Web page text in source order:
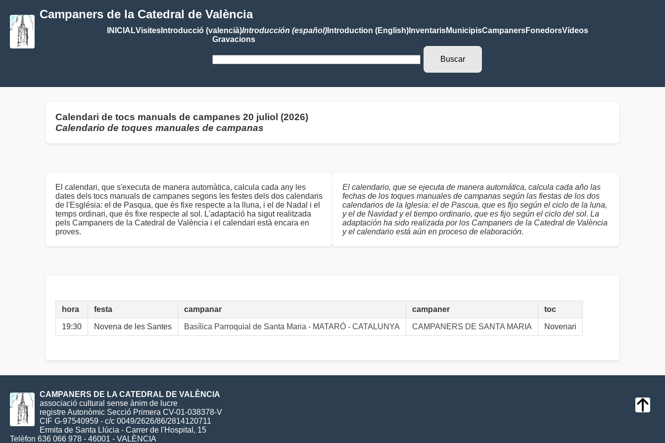
Campaners de la Catedral de València
INICIALVisitesIntroducció (valencià)Introducción (español)Introduction (English)InventarisMunicipisCampanersFonedorsVídeos
Gravacions
Calendari de tocs manuals de campanes 20 juliol (2026)
Calendario de toques manuales de campanas
El calendari, que s'executa de manera automàtica, calcula cada any les
dates dels tocs manuals de campanes segons les festes dels dos calendaris
de l'Església: el de Pasqua, que és fixe respecte a la lluna, i el de Nadal i el
temps ordinari, que és fixe respecte al sol. L'adaptació ha sigut realitzada
pels Campaners de la Catedral de València i el calendari està encara en
proves.
El calendario, que se ejecuta de manera automática, calcula cada año las
fechas de los toques manuales de campanas según las fiestas de los dos
calendarios de la Iglesia: el de Pascua, que es fijo según el ciclo de la luna,
y el de Navidad y el tiempo ordinario, que es fijo según el ciclo del sol. La
adaptación ha sido realizada por los Campaners de la Catedral de València
y el calendario está aún en proceso de elaboración.
hora festa campanar campaner toc
19:30 Novena de les Santes Basílica Parroquial de Santa Maria - MATARÓ - CATALUNYA CAMPANERS DE SANTA MARIA Novenari
CAMPANERS DE LA CATEDRAL DE VALÈNCIA
associació cultural sense ànim de lucre
registre Autonòmic Secció Primera CV-01-038378-V
CIF G-97540959 - c/c 0049/2626/86/2814120711
Ermita de Santa Llúcia - Carrer de l'Hospital, 15
Telèfon 636 066 978 - 46001 - VALÈNCIA